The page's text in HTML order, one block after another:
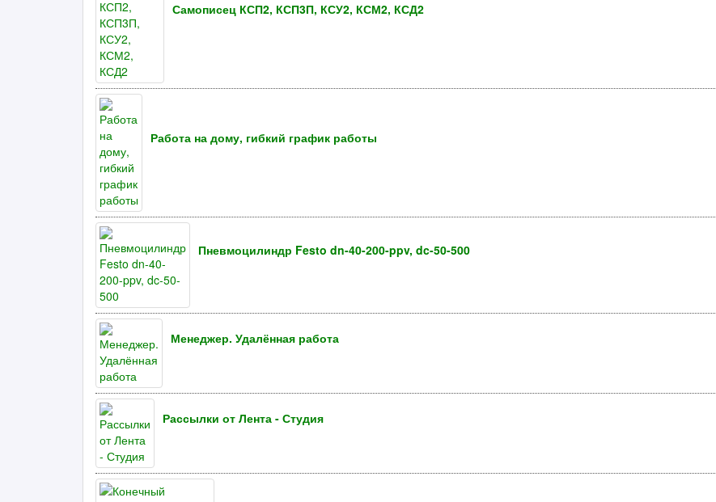
Самописец КСП2, КСП3П, КСУ2, КСМ2, КСД2
Работа на дому, гибкий график работы
Пневмоцилиндр Festo dn-40-200-ppv, dc-50-500
Менеджер. Удалённая работа
Рассылки от Лента - Студия